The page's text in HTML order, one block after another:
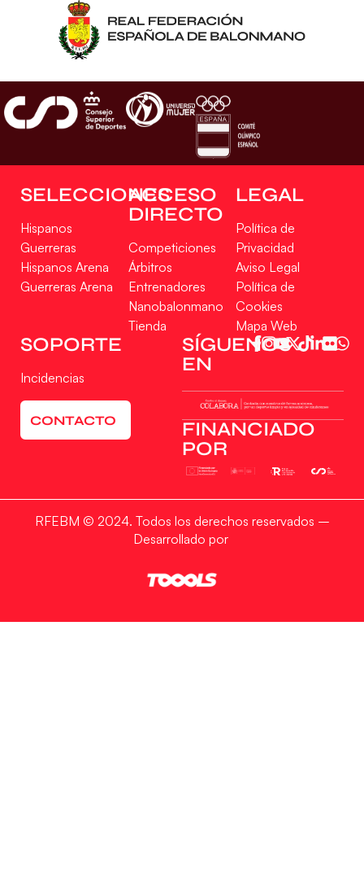
SELECCIONES
Hispanos
Guerreras
Hispanos Arena
Guerreras Arena
ACCESO
DIRECTO
Competiciones
Árbitros
Entrenadores
Nanobalonmano
Tienda
LEGAL
Política de
Privacidad
Aviso Legal
Política de
Cookies
Mapa Web
SOPORTE
Incidencias
CONTACTO
SÍGUENOS
EN
FINANCIADO
POR
RFEBM © 2024. Todos los derechos reservados –
Desarrollado por